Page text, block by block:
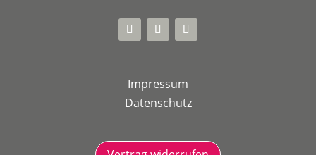
Impressum
Datenschutz